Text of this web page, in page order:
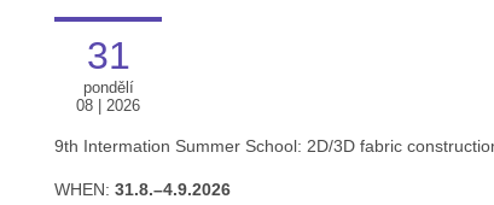
31
pondělí
08 | 2026
9th Intermation Summer School: 2D/3D fabric
WHEN: 31.8.–4.9.2026